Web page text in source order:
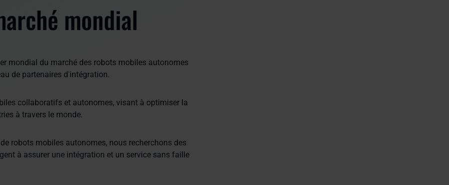
mondial
mondial du marché des robots mobiles autonomes
de partenaires d'intégration.
collaboratifs et autonomes, visant à optimiser la
à travers le monde.
robots mobiles autonomes, nous recherchons des
à assurer une intégration et un service sans faille